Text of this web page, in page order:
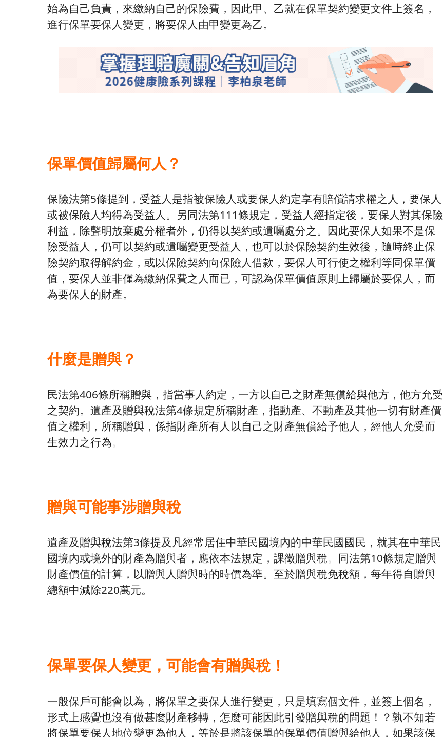
始為自己負責，來繳納自己的保險費，因此甲、乙就在保單契約變更文件上簽名，
進行保單要保人變更，將要保人由甲變更為乙。
保單價值歸屬何人？
保險法第5條提到，受益人是指被保險人或要保人約定享有賠償請求權之人，要保人
或被保險人均得為受益人。另同法第111條規定，受益人經指定後，要保人對其保險
利益，除聲明放棄處分權者外，仍得以契約或遺囑處分之。因此要保人如果不是保
險受益人，仍可以契約或遺囑變更受益人，也可以於保險契約生效後，隨時終止保
險契約取得解約金，或以保險契約向保險人借款，要保人可行使之權利等同保單價
值，要保人並非僅為繳納保費之人而已，可認為保單價值原則上歸屬於要保人，而
為要保人的財產。
什麼是贈與？
民法第406條所稱贈與，指當事人約定，一方以自己之財產無償給與他方，他方允受
之契約。遺產及贈與稅法第4條規定所稱財產，指動產、不動產及其他一切有財產價
值之權利，所稱贈與，係指財產所有人以自己之財產無償給予他人，經他人允受而
生效力之行為。
贈與可能事涉贈與稅
遺產及贈與稅法第3條提及凡經常居住中華民國境內的中華民國國民，就其在中華民
國境內或境外的財產為贈與者，應依本法規定，課徵贈與稅。同法第10條規定贈與
財產價值的計算，以贈與人贈與時的時價為準。至於贈與稅免稅額，每年得自贈與
總額中減除220萬元。
保單要保人變更，可能會有贈與稅！
一般保戶可能會以為，將保單之要保人進行變更，只是填寫個文件，並簽上個名，
形式上感覺也沒有做甚麼財產移轉，怎麼可能因此引發贈與稅的問題！？孰不知若
將保單要保人地位變更為他人，等於是將該保單的保單價值贈與給他人，如果該保